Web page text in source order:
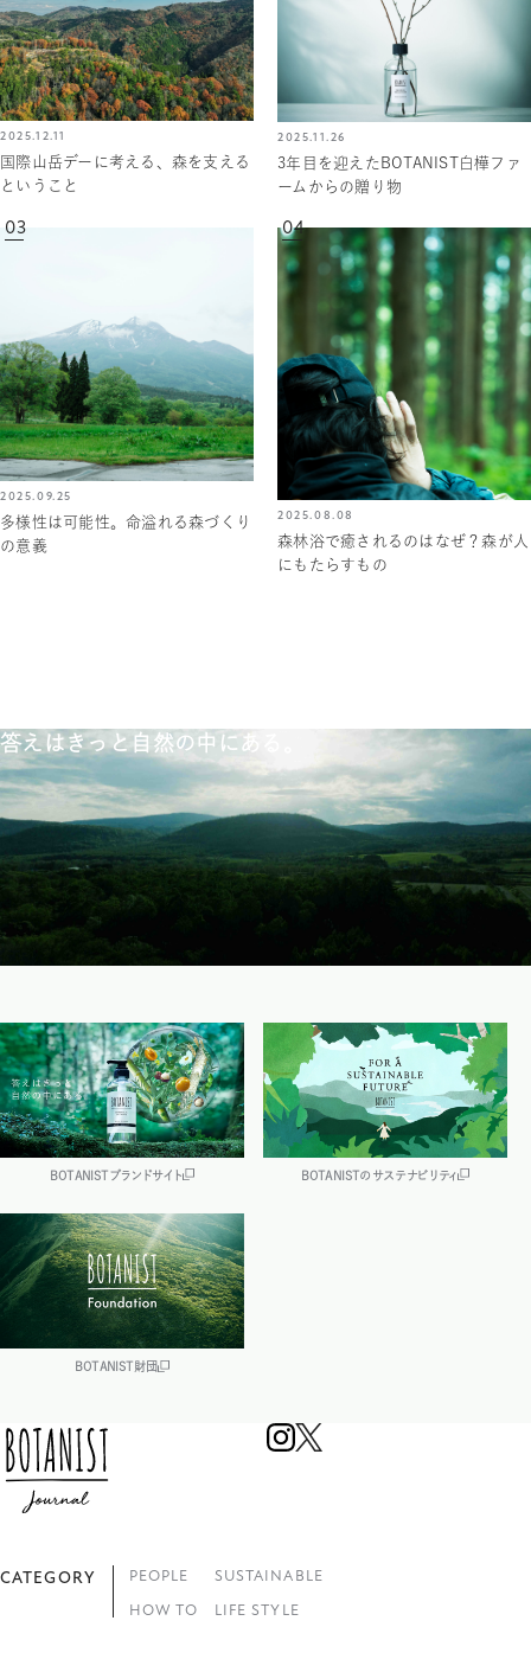
2025.12.11
国際山岳デーに考える、森を支える
ということ
2025.11.26
3年目を迎えたBOTANIST白樺ファ
ームからの贈り物
03
2025.09.25
多様性は可能性。命溢れる森づくり
の意義
04
2025.08.08
森林浴で癒されるのはなぜ？森が人
にもたらすもの
答えはきっと自然の中にある。
BOTANISTブランドサイト BOTANISTのサステナビリティ
BOTANIST財団
CATEGORY PEOPLE
SUSTAINABLE
HOW TO
LIFE STYLE